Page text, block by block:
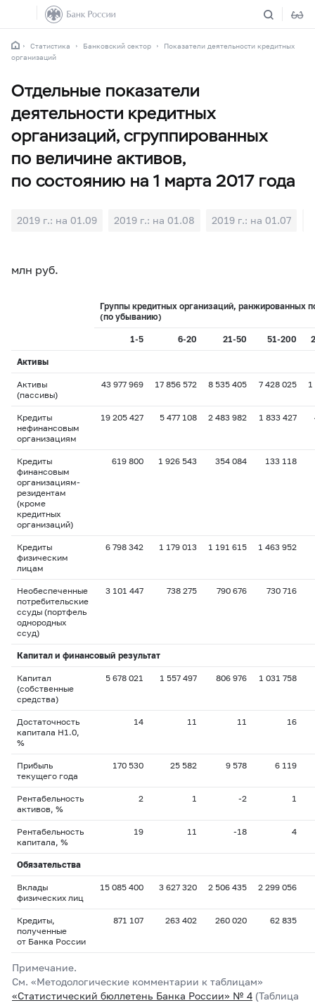
Статистика Банковский сектор
Показатели деятельности кредитных
организаций
Отдельные показатели
деятельности кредитных
организаций, сгруппированных
по величине активов,
по состоянию на 1 марта 2017 года
2019 г.: на 01.09 2019 г.: на 01.08 2019 г.: на 01.07
млн руб.
Группы кредитных организаций, ранжированных
(по убыванию)
1-5 6-20 21-50 51-200
Активы
Активы
(пассивы)
43 977 969 17 856 572 8 535 405 7 428 025 1
Кредиты
нефинансовым
организациям
19 205 427 5 477 108 2 483 982 1 833 427
Кредиты
финансовым
организациям-
резидентам
(кроме
кредитных
организаций)
619 800 1 926 543 354 084 133 118
Кредиты
физическим
лицам
6 798 342 1 179 013 1 191 615 1 463 952
Необеспеченные
потребительские
ссуды (портфель
однородных
ссуд)
3 101 447 738 275 790 676 730 716
Капитал и финансовый результат
Капитал
(собственные
средства)
5 678 021 1 557 497 806 976 1 031 758
Достаточность
капитала H1.0,
%
14 11 11 16
Прибыль
текущего года
170 530 25 582 9 578 6 119
Рентабельность
активов, %
2 1 -2 1
Рентабельность
капитала, %
19 11 -18 4
Обязательства
Вклады
физических лиц
15 085 400 3 627 320 2 506 435 2 299 056
Кредиты,
полученные
от Банка России
871 107 263 402 260 020 62 835
Примечание.
См. «Методологические комментарии к таблицам»
«Статистический бюллетень Банка России» № 4 (Таблица